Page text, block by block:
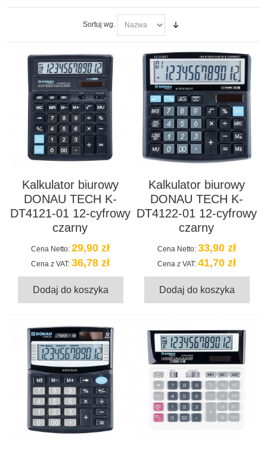
Sortuj wg.
Kalkulator biurowy
DONAU TECH K-
DT4121-01 12-cyfrowy
czarny
Cena Netto: 29,90 zł
Cena z VAT: 36,78 zł
Dodaj do koszyka
Kalkulator biurowy
DONAU TECH K-
DT4122-01 12-cyfrowy
czarny
Cena Netto: 33,90 zł
Cena z VAT: 41,70 zł
Dodaj do koszyka